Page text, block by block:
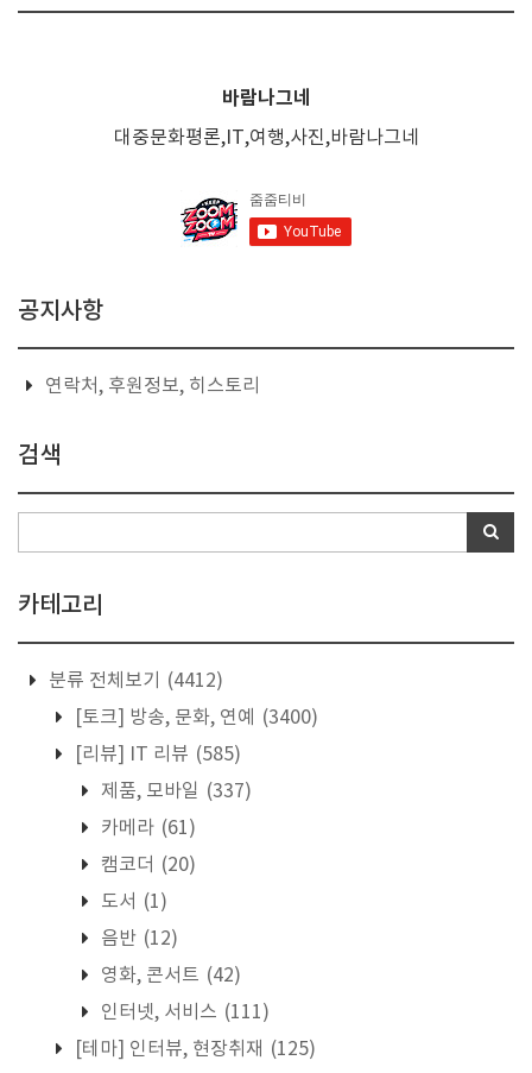
바람나그네
대중문화평론,IT,여행,사진,바람나그네
공지사항
연락처, 후원정보, 히스토리
검색
카테고리
분류 전체보기
(4412)
[토크] 방송, 문화, 연예
(3400)
[리뷰] IT 리뷰 (585)
제품, 모바일 (337)
카메라 (61)
캠코더 (20)
도서 (1)
음반 (12)
영화, 콘서트 (42)
인터넷, 서비스 (111)
[테마] 인터뷰, 현장취재 (125)